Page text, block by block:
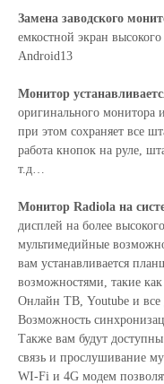
Замена заводского
емкостной экран
Android13
Монитор
оригинального монитора
при этом сохраняет все
работа кнопок на руле,
т.д…
Монитор Radiola на
дисплей на более
мультимедийные
вам устанавливается
возможностями, такие как
Онлайн ТВ, Youtube и все
Возможность
Также вам будут
связь и прослушивание
WI-Fi и 4G модем